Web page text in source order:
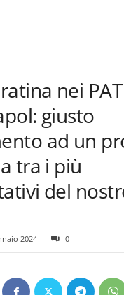
nei
giusto
ad un
tra i più
del
2024 0